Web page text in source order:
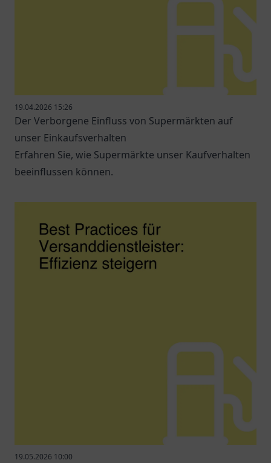
19.04.2026 15:26
Der Verborgene Einfluss von Supermärkten auf
unser Einkaufsverhalten
Erfahren Sie, wie Supermärkte unser Kaufverhalten
beeinflussen können.
19.05.2026 10:00